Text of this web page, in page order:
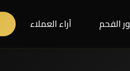
الفحم آراء العملاء